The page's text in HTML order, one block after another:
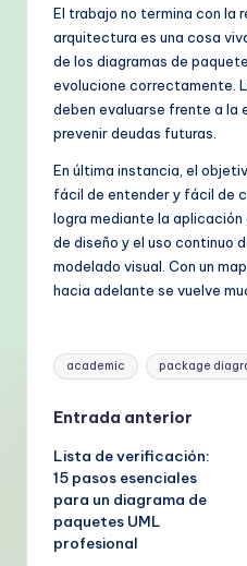
El trabajo no termina con la
arquitectura es una cosa
de los diagramas de
evolucione correctamente.
deben evaluarse frente a
prevenir deudas futuras.
En última instancia, el
fácil de entender y fácil de
logra mediante la
de diseño y el uso continuo
modelado visual. Con un
hacia adelante se vuelve
Etiquetas:
academic package
Navegación
de
entradas
Entrada anterior
Lista de verificación:
15 pasos esenciales
para un diagrama de
paquetes UML
profesional